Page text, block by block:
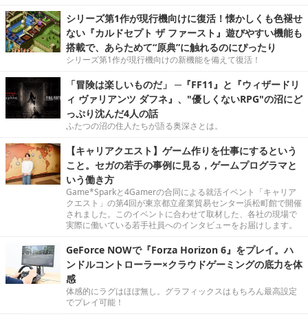
シリーズ第1作が現行機向けに復活！懐かしくも色褪せ
ない『カルドセプト ザ ファースト』遊びやすい機能も
搭載で、あらためて“原典”に触れるのにぴったり
シリーズ第1作が現行機向けの新機能を備えて復活！
「冒険は楽しいものだ」 ─『FF11』と『ウィザードリ
ィ ヴァリアンツ ダフネ』、"優しくないRPG"の沼にど
っぷり沈んだ4人の話
ふたつの沼の住人たちが語る奥深さとは。
【キャリアクエスト】ゲーム作りを仕事にするという
こと。セガの若手の事例に見る，ゲームプログラマと
いう働き方
Game*Sparkと4Gamerの合同による就活イベント「キャリア
クエスト」の第4回が東京都立産業貿易センター浜松町館で開催
されました。このイベントに合わせて取材した、各社の現場で
実際に働いている若手社員へのインタビューをお届けします。
GeForce NOWで『Forza Horizon 6』をプレイ。ハ
ンドルコントローラー×クラウドゲーミングの底力を体
感
体感的にラグはほぼ無し。グラフィックスはもちろん最高設定
でプレイ可能！